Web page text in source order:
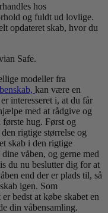
hos
og fuldt ud lovlige.
opdateret skab, hvor du
Safe.
modeller fra
kan være en
interesseret i, at du får
med at rådgive og
hug. Først og
rigtige størrelse og
skab i den rigtige
våben, og gerne med
du nu beslutter dig for at
end der er plads til, så
igen. Som
bedst at købe skabet en
din våbensamling.